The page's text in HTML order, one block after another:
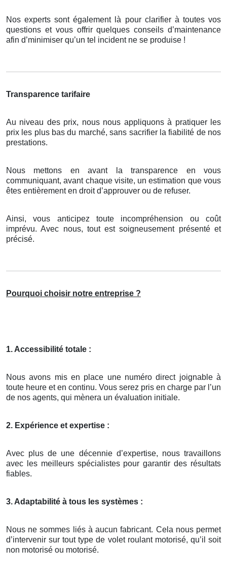
Nos experts sont également là pour clarifier à toutes vos
questions et vous offrir quelques conseils d’maintenance
afin d’minimiser qu’un tel incident ne se produise !
Transparence tarifaire
Au niveau des prix, nous nous appliquons à pratiquer les
prix les plus bas du marché, sans sacrifier la fiabilité de nos
prestations.
Nous mettons en avant la transparence en vous
communiquant, avant chaque visite, un estimation que vous
êtes entièrement en droit d’approuver ou de refuser.
Ainsi, vous anticipez toute incompréhension ou coût
imprévu. Avec nous, tout est soigneusement présenté et
précisé.
Pourquoi choisir notre entreprise ?
1. Accessibilité totale :
Nous avons mis en place une numéro direct joignable à
toute heure et en continu. Vous serez pris en charge par l’un
de nos agents, qui mènera un évaluation initiale.
2. Expérience et expertise :
Avec plus de une décennie d’expertise, nous travaillons
avec les meilleurs spécialistes pour garantir des résultats
fiables.
3. Adaptabilité à tous les systèmes :
Nous ne sommes liés à aucun fabricant. Cela nous permet
d’intervenir sur tout type de volet roulant motorisé, qu’il soit
non motorisé ou motorisé.